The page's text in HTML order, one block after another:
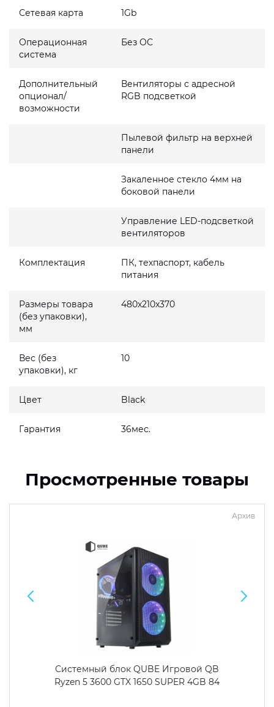
Сетевая карта 1Gb
Операционная
система
Без ОС
Дополнительный
опционал/
возможности
Вентиляторы с адресной
RGB подсветкой
Пылевой фильтр на верхней
панели
Закаленное стекло 4мм на
боковой панели
Управление LED-подсветкой
вентиляторов
Комплектация
ПК, техпаспорт, кабель
питания
Размеры товара
(без упаковки),
мм
480x210x370
Вес (без
упаковки), кг
10
Цвет Black
Гарантия 36мес.
Просмотренные товары
Архив
Системный блок QUBE Игровой QB
Ryzen 5 3600 GTX 1650 SUPER 4GB 84